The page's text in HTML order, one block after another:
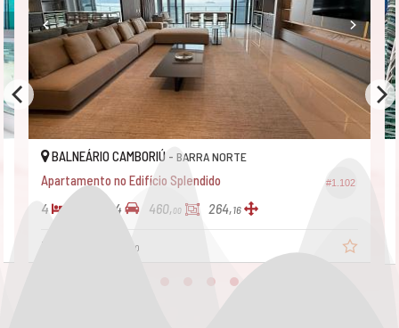
BALNEÁRIO CAMBORIÚ -BARRA NORTE
no Edifício Splendido
5 460,00 264,16
16.950.000, R$